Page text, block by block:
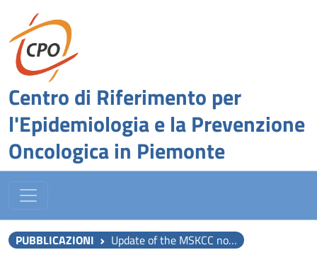
Centro di Riferimento per
l'Epidemiologia e la Prevenzione
Oncologica in Piemonte
PUBBLICAZIONI Update of the MSKCC nomogram for metastatic progression and its role in active surveillance: the Italian TPCP cohort.